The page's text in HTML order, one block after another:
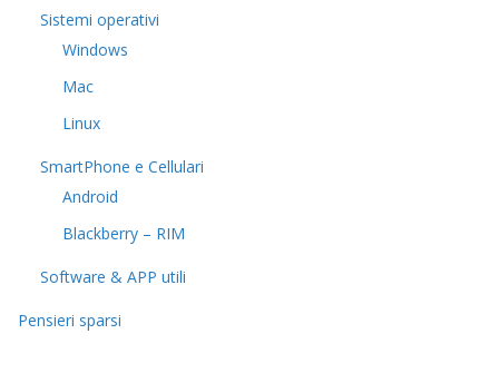
Sistemi operativi
Windows
Mac
Linux
SmartPhone e Cellulari
Android
Blackberry – RIM
Software & APP utili
Pensieri sparsi